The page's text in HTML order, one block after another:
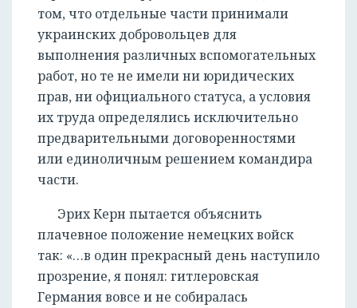
том, что отдельные части принимали
украинских добровольцев для
выполнения различных вспомогательных
работ, но те не имели ни юридических
прав, ни официального статуса, а условия
их труда определялись исключительно
предварительными договоренностями
или единоличным решением командира
части.
Эрих Керн пытается объяснить
плачевное положение немецких войск
так: «…в один прекрасный день наступило
прозрение, я понял: гитлеровская
Германия вовсе и не собиралась